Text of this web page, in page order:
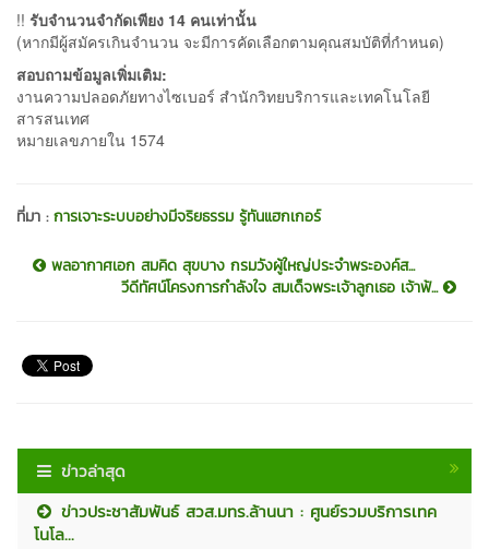
!! รับจำนวนจำกัดเพียง 14 คนเท่านั้น
(หากมีผู้สมัครเกินจำนวน จะมีการคัดเลือกตามคุณสมบัติที่กำหนด)
สอบถามข้อมูลเพิ่มเติม:
งานความปลอดภัยทางไซเบอร์ สำนักวิทยบริการและเทคโนโลยี
สารสนเทศ
หมายเลขภายใน 1574
ที่มา :การเจาะระบบอย่างมีจริยธรรม รู้ทันแฮกเกอร์
พลอากาศเอก สมคิด สุขบาง กรมวังผู้ใหญ่ประจำพระองค์ส...
วีดีทัศน์โครงการกำลังใจ สมเด็จพระเจ้าลูกเธอ เจ้าฟ้...
ข่าวล่าสุด
ข่าวประชาสัมพันธ์ สวส.มทร.ล้านนา : ศูนย์รวมบริการเทค
โนโล...